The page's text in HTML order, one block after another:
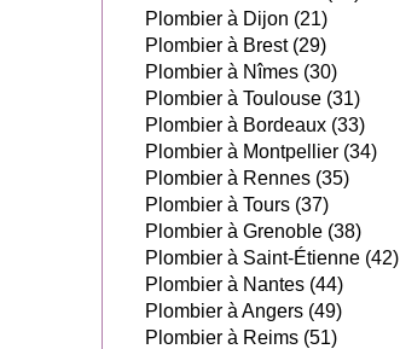
Plombier à Dijon (21)
Plombier à Brest (29)
Plombier à Nîmes (30)
Plombier à Toulouse (31)
Plombier à Bordeaux (33)
Plombier à Montpellier (34)
Plombier à Rennes (35)
Plombier à Tours (37)
Plombier à Grenoble (38)
Plombier à Saint-Étienne (42)
Plombier à Nantes (44)
Plombier à Angers (49)
Plombier à Reims (51)